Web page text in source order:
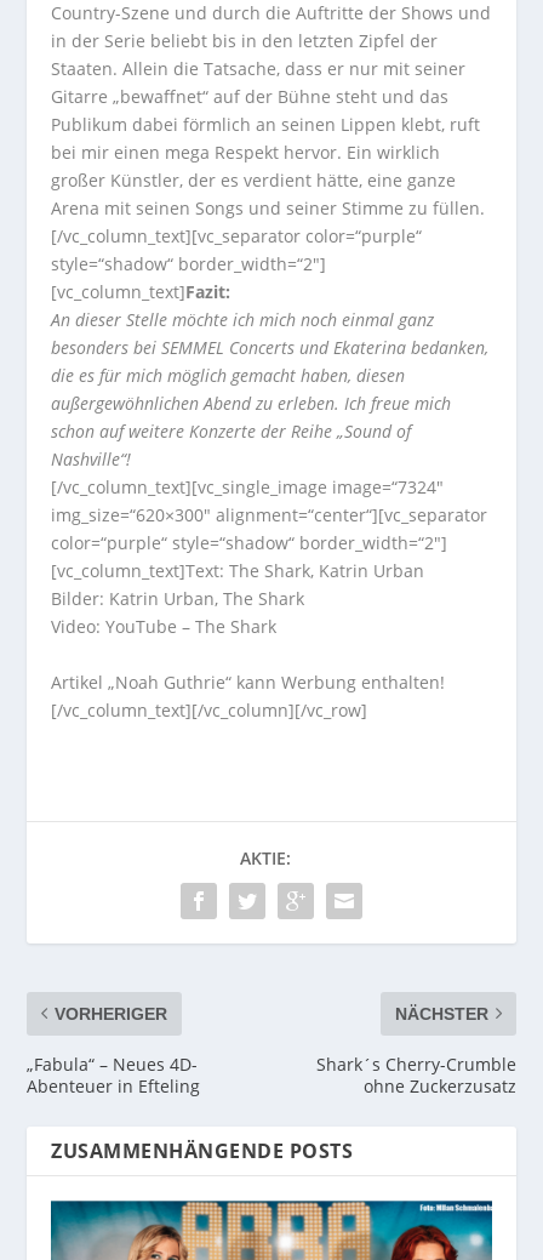
Country-Szene und durch die Auftritte der Shows und
in der Serie beliebt bis in den letzten Zipfel der
Staaten. Allein die Tatsache, dass er nur mit seiner
Gitarre „bewaffnet“ auf der Bühne steht und das
Publikum dabei förmlich an seinen Lippen klebt, ruft
bei mir einen mega Respekt hervor. Ein wirklich
großer Künstler, der es verdient hätte, eine ganze
Arena mit seinen Songs und seiner Stimme zu füllen.
[/vc_column_text][vc_separator color=“purple“
style=“shadow“ border_width=“2″]
[vc_column_text]Fazit:
An dieser Stelle möchte ich mich noch einmal ganz
besonders bei SEMMEL Concerts und Ekaterina bedanken,
die es für mich möglich gemacht haben, diesen
außergewöhnlichen Abend zu erleben. Ich freue mich
schon auf weitere Konzerte der Reihe „Sound of
Nashville“!
[/vc_column_text][vc_single_image image=“7324″
img_size=“620×300″ alignment=“center“][vc_separator
color=“purple“ style=“shadow“ border_width=“2″]
[vc_column_text]Text: The Shark, Katrin Urban
Bilder: Katrin Urban, The Shark
Video: YouTube – The Shark
Artikel „Noah Guthrie“ kann Werbung enthalten!
[/vc_column_text][/vc_column][/vc_row]
AKTIE:
VORHERIGER
„Fabula“ – Neues 4D-
Abenteuer in Efteling
NÄCHSTER
Shark´s Cherry-Crumble
ohne Zuckerzusatz
ZUSAMMENHÄNGENDE POSTS